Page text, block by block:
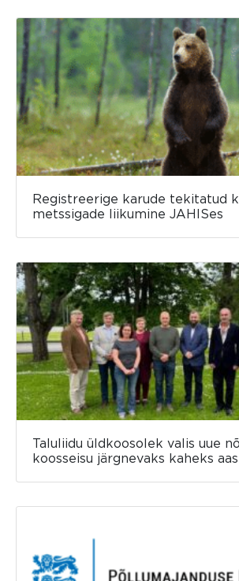
Registreerige karude tekitatud
metssigade liikumine JAHISes
Taluliidu üldkoosolek valis uue
koosseisu järgnevaks kaheks